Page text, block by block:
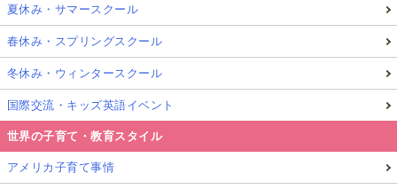
夏休み・サマースクール
春休み・スプリングスクール
冬休み・ウィンタースクール
国際交流・キッズ英語イベント
世界の子育て・教育スタイル
アメリカ子育て事情